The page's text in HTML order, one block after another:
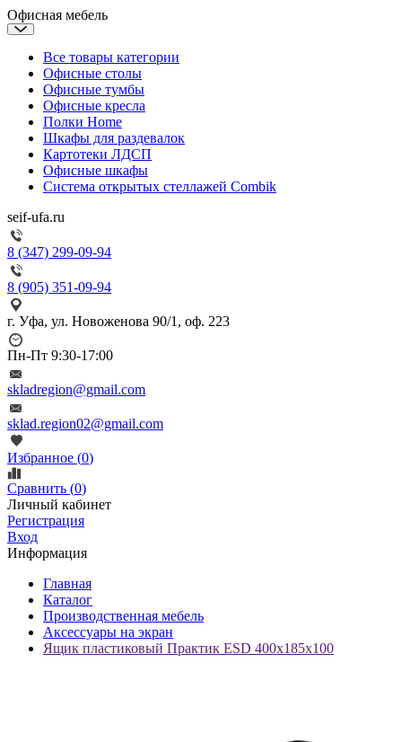
Офисная мебель
Все товары категории
Офисные столы
Офисные тумбы
Офисные кресла
Полки Home
Шкафы для раздевалок
Картотеки ЛДСП
Офисные шкафы
Система открытых стеллажей Combik
seif-ufa.ru
8 (347) 299-09-94
8 (905) 351-09-94
г. Уфа, ул. Новоженова 90/1, оф. 223
Пн-Пт 9:30-17:00
skladregion@gmail.com
sklad.region02@gmail.com
Избранное (0)
Сравнить (0)
Личный кабинет
Регистрация
Вход
Информация
Главная
Каталог
Производственная мебель
Аксессуары на экран
Ящик пластиковый Практик ESD 400x185x100